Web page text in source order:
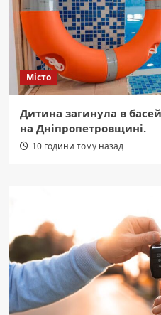
Місто
Дитина загинула в
на Дніпропетровщині.
10 години тому назад